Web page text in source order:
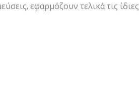
εφαρμόζουν τελικά τις ίδιες